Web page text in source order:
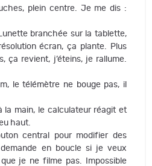
plein centre. Je me dis :
branchée sur la tablette,
écran, ça plante. Plus
ça revient, j’éteins, je rallume.
le télémètre ne bouge pas, il
la main, le calculateur réagit et
haut.
central pour modifier des
demande en boucle si je veux
je ne filme pas. Impossible